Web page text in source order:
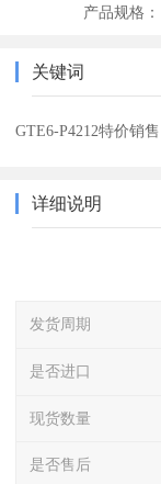
产品规格：
关键词
GTE6-P4212特价销售
详细说明
发货周期
是否进口
现货数量
是否售后